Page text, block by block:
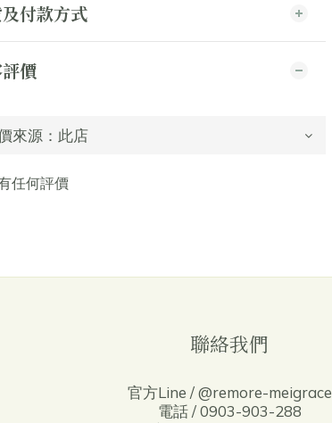
付款方式
價
任何評價
聯絡我們
官方Line / @remore-meigrace
電話 / 0903-903-288